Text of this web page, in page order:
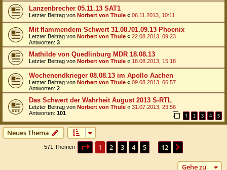
Lanzenbrecher 05.11.13 SAT1
Letzter Beitrag von Norbert von Thule « 06.11.2013, 10:11
Mit flammendem Schwert 31.08./01.09.13 Phoenix
Letzter Beitrag von Norbert von Thule « 22.08.2013, 09:23
Antworten: 3
Mathilde von Quedlinburg MDR 18.08.13
Letzter Beitrag von Norbert von Thule « 18.08.2013, 15:18
Wochenendkrieger 08.08.13 im Apollo Aachen
Letzter Beitrag von Norbert von Thule « 09.08.2013, 06:57
Antworten: 2
Das Schwert der Wahrheit August 2013 S-RTL
Letzter Beitrag von Norbert von Thule « 31.07.2013, 23:56
Antworten: 101 1 2 3 4 5
Neues Thema
571 Themen Seite 1von 12
1 2 3 4 5 12
Gehe zu